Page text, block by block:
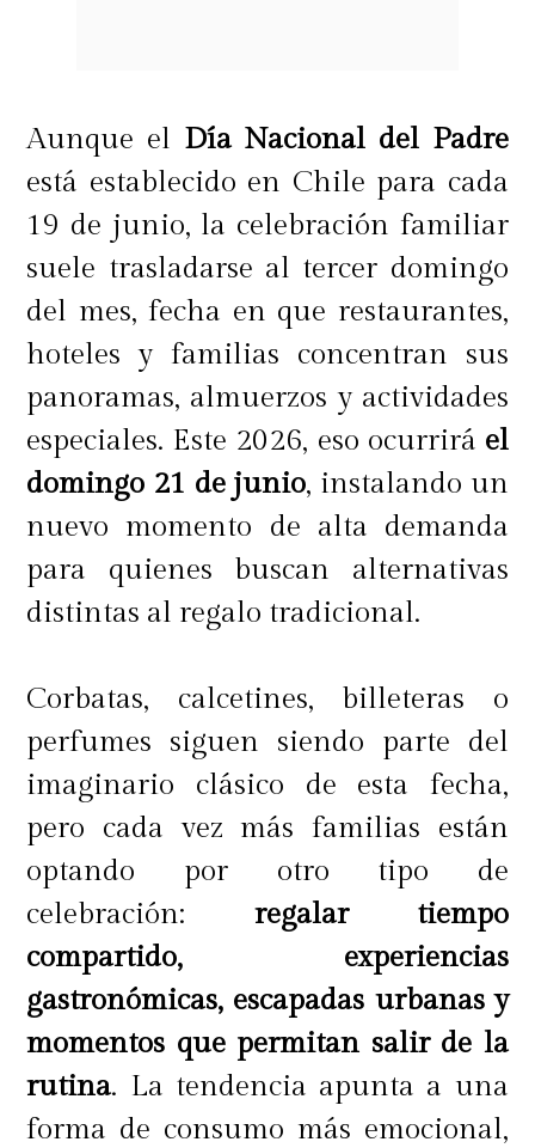
Aunque el Día Nacional del Padre
está establecido en Chile para cada
19 de junio, la celebración familiar
suele trasladarse al tercer domingo
del mes, fecha en que restaurantes,
hoteles y familias concentran sus
panoramas, almuerzos y actividades
especiales. Este 2026, eso ocurrirá el
domingo 21 de junio, instalando un
nuevo momento de alta demanda
para quienes buscan alternativas
distintas al regalo tradicional.
Corbatas, calcetines, billeteras o
perfumes siguen siendo parte del
imaginario clásico de esta fecha,
pero cada vez más familias están
optando por otro tipo de
celebración: regalar tiempo
compartido, experiencias
gastronómicas, escapadas urbanas y
momentos que permitan salir de la
rutina. La tendencia apunta a una
forma de consumo más emocional,